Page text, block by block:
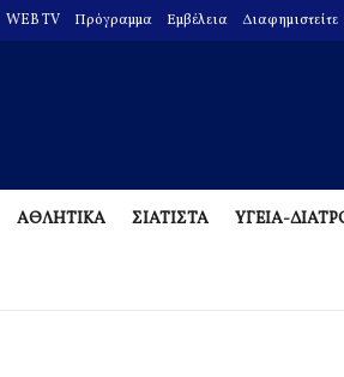
WEB TV Πρόγραμμα Εμβέλεια Διαφημιστείτε
ΑΘΛΗΤΙΚΑ ΣΙΑΤΙΣΤΑ ΥΓΕΙΑ-